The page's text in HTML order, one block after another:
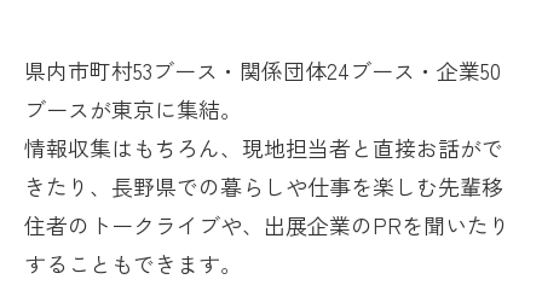
県内市町村53ブース ・関係団体24ブース ・企業50
ブースが東京に集結。
情報収集はもちろん、現地担当者と直接お話がで
きたり、長野県での暮らしや仕事を楽しむ先輩移
住者のトークライブや、出展企業のPRを聞いたり
することもできます。